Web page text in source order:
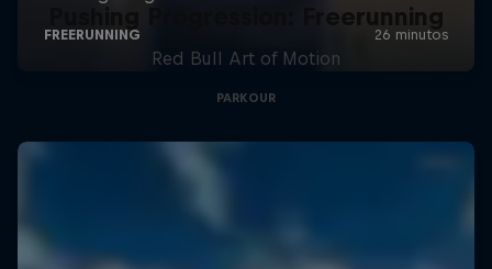
Pushing Progression: Freerunning
Red Bull Art of Motion
PARKOUR